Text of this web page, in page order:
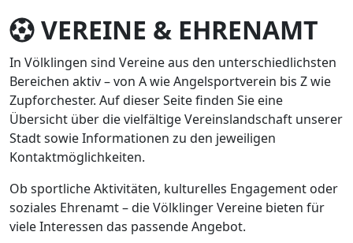
VEREINE & EHRENAMT
In Völklingen sind Vereine aus den unterschiedlichsten
Bereichen aktiv – von A wie Angelsportverein bis Z wie
Zupforchester. Auf dieser Seite finden Sie eine
Übersicht über die vielfältige Vereinslandschaft unserer
Stadt sowie Informationen zu den jeweiligen
Kontaktmöglichkeiten.
Ob sportliche Aktivitäten, kulturelles Engagement oder
soziales Ehrenamt – die Völklinger Vereine bieten für
viele Interessen das passende Angebot.